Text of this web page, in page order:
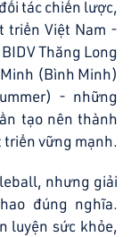
tác chiến lược,
triển Việt Nam -
Thăng Long
(Bình Minh)
- những
tạo nên thành
triển vững mạnh.
nhưng giải
đúng nghĩa.
luyện sức khỏe,